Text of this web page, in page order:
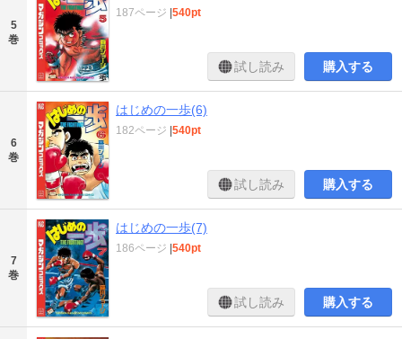
5
巻
187ページ |540pt
試し読み 購入する
6
巻
はじめの一歩(6)
182ページ |540pt
試し読み 購入する
7
巻
はじめの一歩(7)
186ページ |540pt
試し読み 購入する